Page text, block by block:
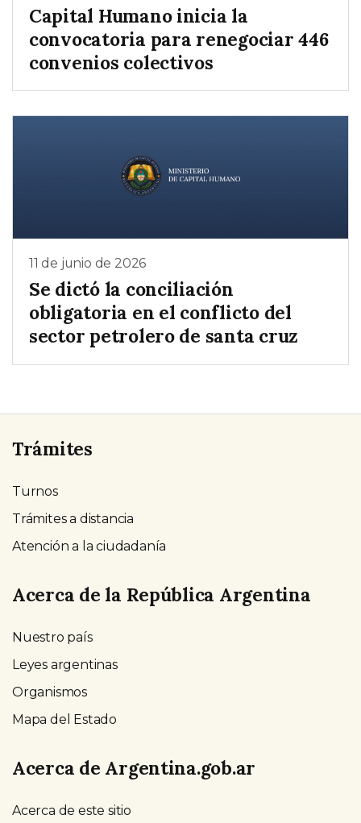
Capital Humano inicia la
convocatoria para renegociar 446
convenios colectivos
11 de junio de 2026
Se dictó la conciliación
obligatoria en el conflicto del
sector petrolero de santa cruz
Trámites
Turnos
Trámites a distancia
Atención a la ciudadanía
Acerca de la República Argentina
Nuestro país
Leyes argentinas
Organismos
Mapa del Estado
Acerca de Argentina.gob.ar
Acerca de este sitio